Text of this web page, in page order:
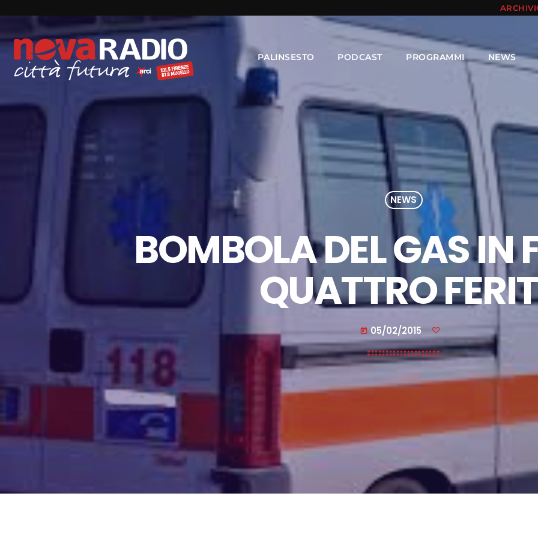
PALINSESTO PODCAST PROGRAMMI NEWS
NEWS
BOMBOLA DEL GAS IN
QUATTRO
today 05/02/2015